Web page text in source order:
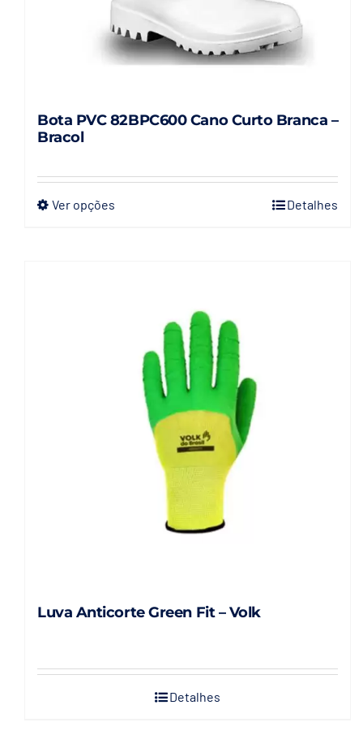
Bota PVC 82BPC600 Cano Curto Branca –
Bracol
Ver opçõesEste
opções
podem
escolhidas
produto
Detalhes
Luva Anticorte Green Fit – Volk
Detalhes